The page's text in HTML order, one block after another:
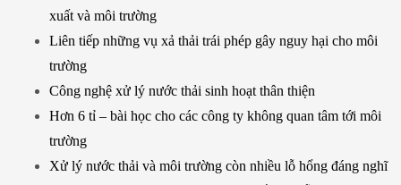
xuất và môi trường
Liên tiếp những vụ xả thải trái phép gây nguy hại cho môi
trường
Công nghệ xử lý nước thải sinh hoạt thân thiện
Hơn 6 tỉ – bài học cho các công ty không quan tâm tới môi
trường
Xử lý nước thải và môi trường còn nhiều lỗ hổng đáng nghĩ